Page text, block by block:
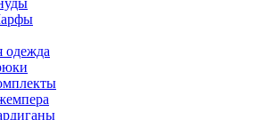
одежда